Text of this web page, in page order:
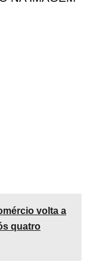
volta a
quatro